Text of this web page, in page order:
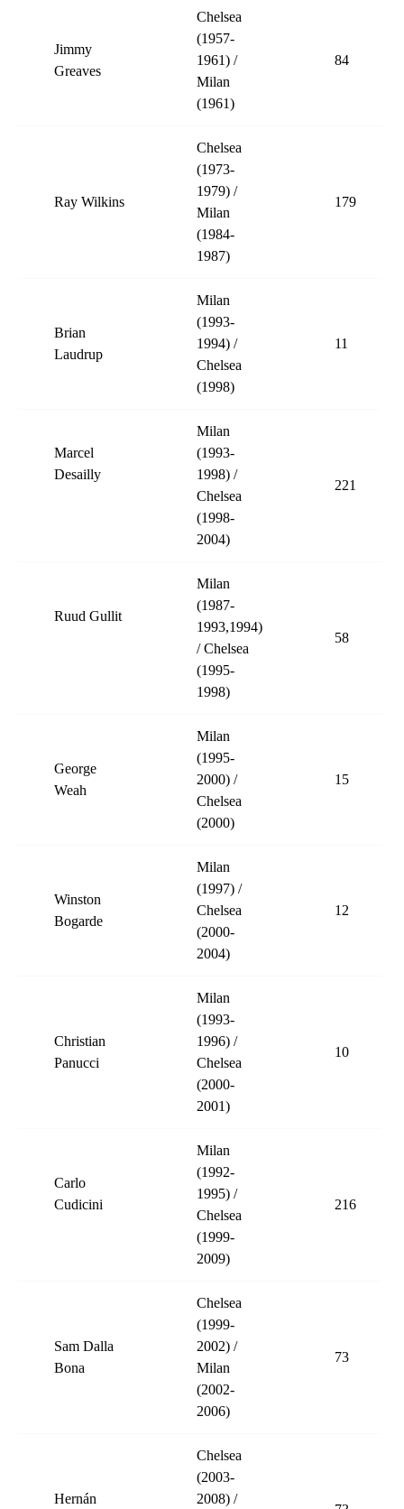
Jimmy
Greaves
Chelsea
(1957-
1961) /
Milan
(1961)
84
Ray Wilkins
Chelsea
(1973-
1979) /
Milan
(1984-
1987)
179
Brian
Laudrup
Milan
(1993-
1994) /
Chelsea
(1998)
11
Marcel
Desailly
Milan
(1993-
1998) /
Chelsea
(1998-
2004)
221
Ruud Gullit
Milan
(1987-
1993,1994)
/ Chelsea
(1995-
1998)
58
George
Weah
Milan
(1995-
2000) /
Chelsea
(2000)
15
Winston
Bogarde
Milan
(1997) /
Chelsea
(2000-
2004)
12
Christian
Panucci
Milan
(1993-
1996) /
Chelsea
(2000-
2001)
10
Carlo
Cudicini
Milan
(1992-
1995) /
Chelsea
(1999-
2009)
216
Sam Dalla
Bona
Chelsea
(1999-
2002) /
Milan
(2002-
2006)
73
Hernán
Chelsea
(2003-
2008) /